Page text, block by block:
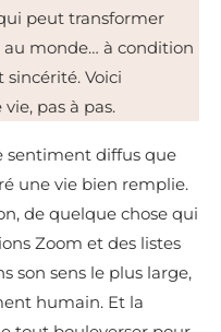
peut transformer
monde… à condition
Voici
pas à pas.
sentiment diffus que
une vie bien remplie.
de quelque chose qui
Zoom et des listes
son sens le plus large,
humain. Et la